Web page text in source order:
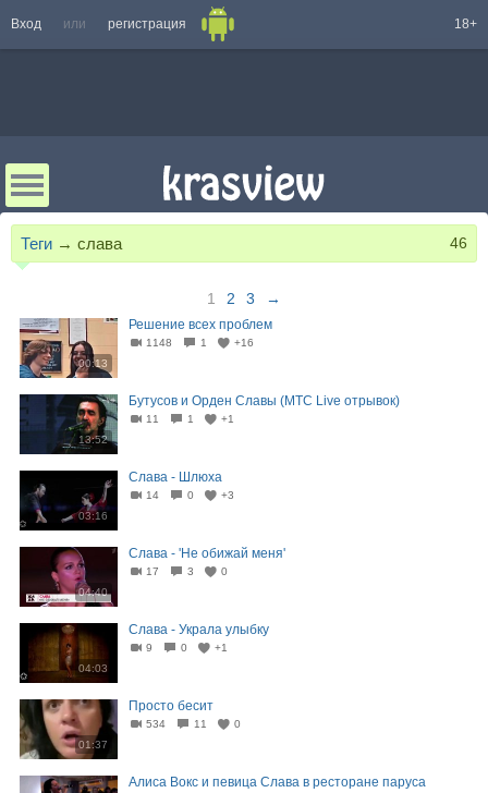
Вход или регистрация 18+
Теги → слава 46
1 2 3 →
00:13
Решение всех проблем
1148 1 +16
13:52
Бутусов и Орден Славы (МТС Live отрывок)
11 1 +1
03:16
Слава - Шлюха
14 0 +3
04:40
Слава - 'Не обижай меня'
17 3 0
04:03
Слава - Украла улыбку
9 0 +1
01:37
Просто бесит
534 11 0
Алиса Вокс и певица Слава в ресторане паруса